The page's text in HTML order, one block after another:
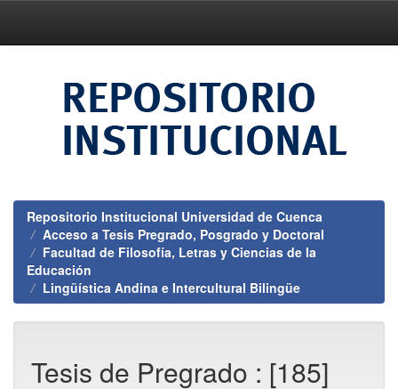
Repositorio Institucional Universidad de Cuenca
Acceso a Tesis Pregrado, Posgrado y Doctoral
Facultad de Filosofía, Letras y Ciencias de la
Educación
Lingüística Andina e Intercultural Bilingüe
Tesis de Pregrado : [185]